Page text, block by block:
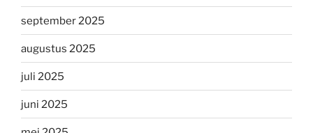
september 2025
augustus 2025
juli 2025
juni 2025